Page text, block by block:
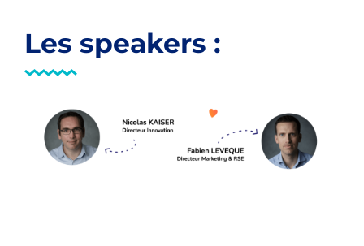
Les speakers :